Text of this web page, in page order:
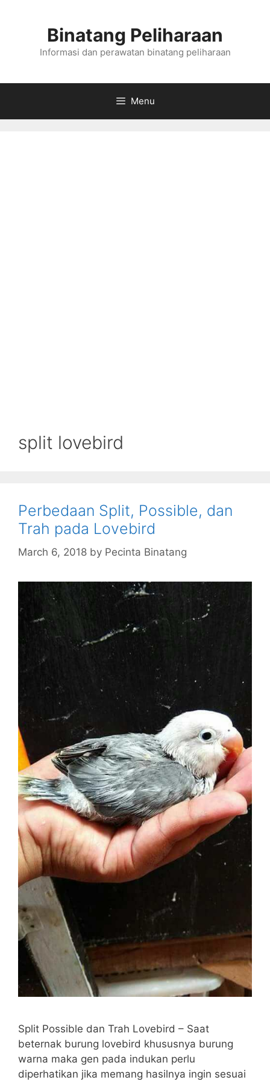
Binatang Peliharaan
Informasi dan perawatan binatang peliharaan
Menu
split lovebird
Perbedaan Split, Possible, dan
Trah pada Lovebird
March 6, 2018 by Pecinta Binatang
Split Possible dan Trah Lovebird – Saat
beternak burung lovebird khususnya burung
warna maka gen pada indukan perlu
diperhatikan jika memang hasilnya ingin sesuai